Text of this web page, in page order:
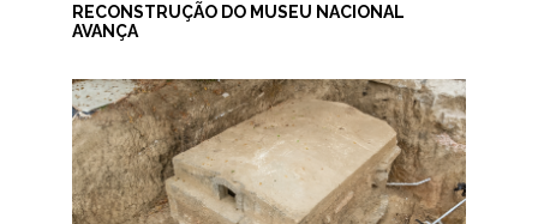
RECONSTRUÇÃO DO MUSEU NACIONAL
AVANÇA